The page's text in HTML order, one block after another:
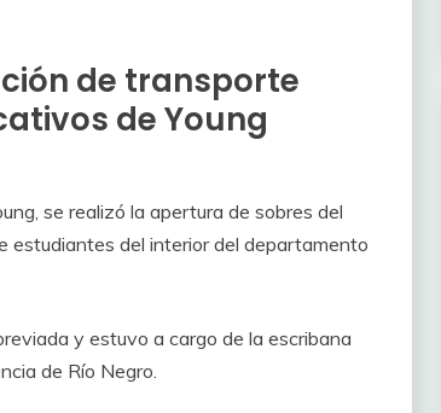
de transporte
de Young
se realizó la apertura de sobres del
estudiantes del interior del departamento
y estuvo a cargo de la escribana
de Río Negro.